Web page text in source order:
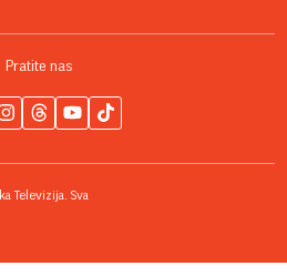
Pratite nas
Televizija. Sva